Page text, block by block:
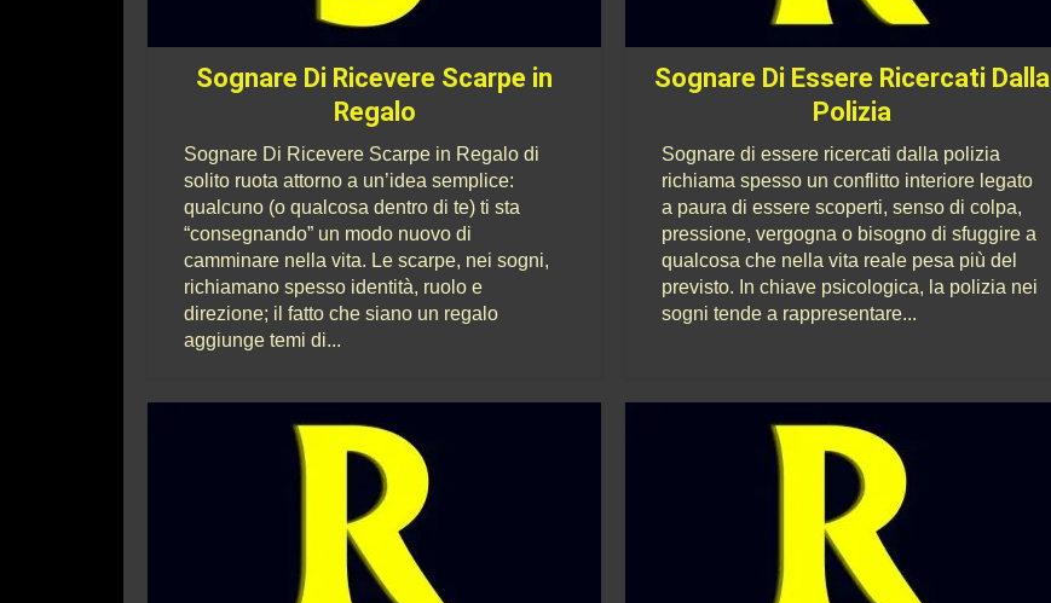
Sognare Di Ricevere Scarpe in
Regalo
Sognare Di Ricevere Scarpe in Regalo di
solito ruota attorno a un’idea semplice:
qualcuno (o qualcosa dentro di te) ti sta
“consegnando” un modo nuovo di
camminare nella vita. Le scarpe, nei sogni,
richiamano spesso identità, ruolo e
direzione; il fatto che siano un regalo
aggiunge temi di...
Sognare Di Essere Ricercati Dalla
Polizia
Sognare di essere ricercati dalla polizia
richiama spesso un conflitto interiore legato
a paura di essere scoperti, senso di colpa,
pressione, vergogna o bisogno di sfuggire a
qualcosa che nella vita reale pesa più del
previsto. In chiave psicologica, la polizia nei
sogni tende a rappresentare...